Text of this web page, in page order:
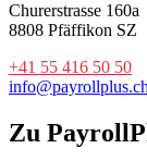
Churerstrasse 160a
8808 Pfäffikon SZ
+41 55 416 50 50
info@payrollplus.ch
Zu